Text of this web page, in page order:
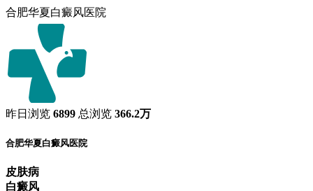
合肥华夏白癜风医院
昨日浏览 6899 总浏览 366.2万
合肥华夏白癜风医院
皮肤病
白癜风